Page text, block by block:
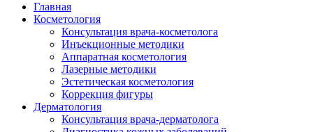
Главная
Косметология
Консультация врача-косметолога
Инъекционные методики
Аппаратная косметология
Лазерные методики
Эстетическая косметология
Коррекция фигуры
Дерматология
Консультация врача-дерматолога